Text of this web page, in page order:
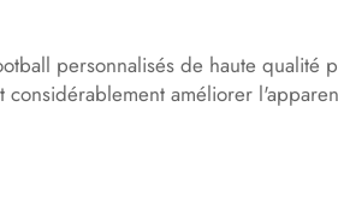
personnalisés de haute qualité
améliorer
Que ce soit pour des clubs
se...